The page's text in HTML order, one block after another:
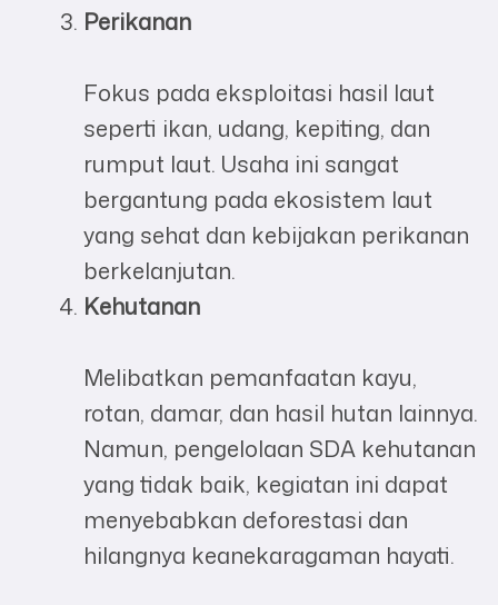
Perikanan
Fokus pada eksploitasi hasil laut
seperti ikan, udang, kepiting, dan
rumput laut. Usaha ini sangat
bergantung pada ekosistem laut
yang sehat dan kebijakan perikanan
berkelanjutan.
Kehutanan
Melibatkan pemanfaatan kayu,
rotan, damar, dan hasil hutan lainnya.
Namun, pengelolaan SDA kehutanan
yang tidak baik, kegiatan ini dapat
menyebabkan deforestasi dan
hilangnya keanekaragaman hayati.